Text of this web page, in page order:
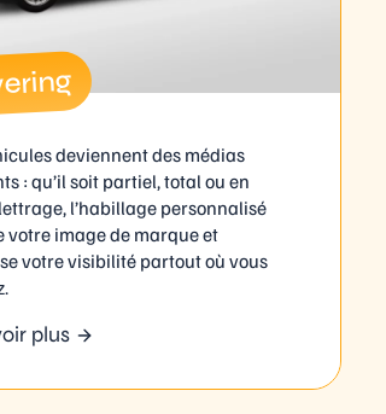
deviennent des médias
: qu’il soit partiel, total ou en
l’habillage personnalisé
votre image de marque et
votre visibilité partout où vous
plus